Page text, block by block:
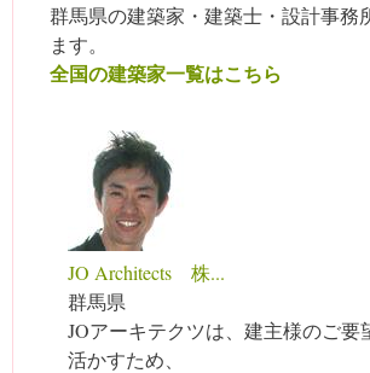
群馬県の建築家・建築士・設計事務
ます。
全国の建築家一覧はこちら
JO Architects 株...
群馬県
JOアーキテクツは、建主様のご要
活かすため、